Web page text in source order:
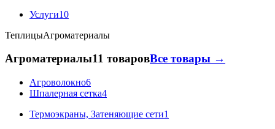
Услуги10
ТеплицыАгроматериалы
Агроматериалы11 товаровВсе товары →
Агроволокно6
Шпалерная сетка4
Термоэкраны, Затеняющие сети1